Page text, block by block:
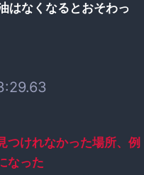
はなくなるとおそわっ
つけれなかった場所、例
なった